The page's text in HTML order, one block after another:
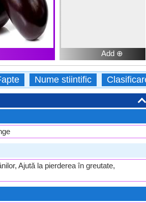
Add ⊕
Nume stiintific
Ajută la pierderea în greutate,